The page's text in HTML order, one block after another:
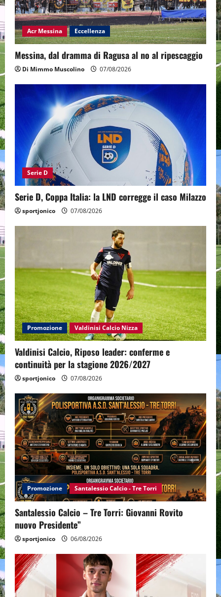
Acr Messina Eccellenza
Messina, dal dramma di Ragusa al no al ripescaggio
Di Mimmo Muscolino 07/08/2026
Serie D
Serie D, Coppa Italia: la LND corregge il caso Milazzo
sportjonico 07/08/2026
Promozione Valdinisi Calcio Nizza
Valdinisi Calcio, Riposo leader: conferme e
continuità per la stagione 2026/2027
sportjonico 07/08/2026
Promozione Santalessio Calcio - Tre Torri
Santalessio Calcio – Tre Torri: Giovanni Rovito
nuovo Presidente”
sportjonico 06/08/2026